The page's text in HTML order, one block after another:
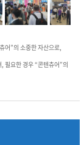
어”의 소중한 자산으로,
필요한 경우 “콘텐츄어”의